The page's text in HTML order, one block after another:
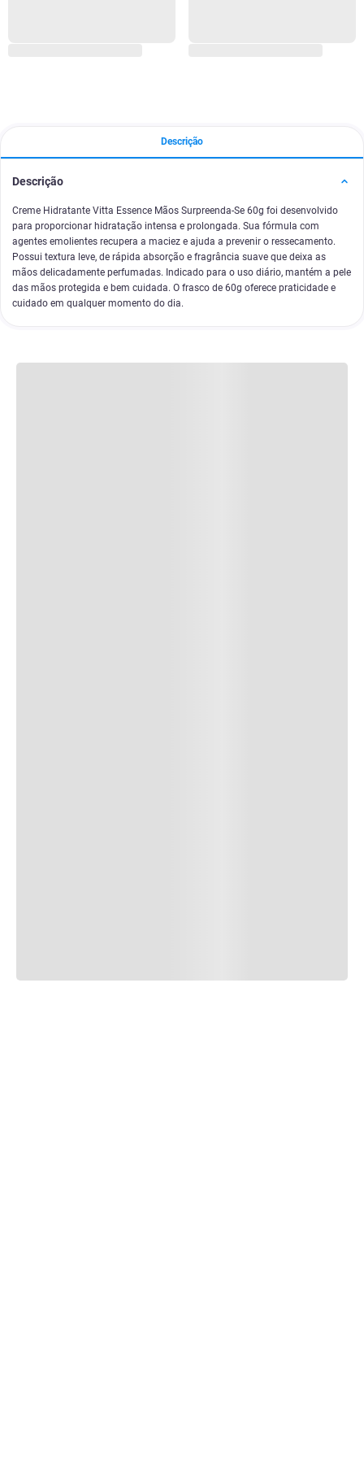
Descrição
Descrição
Creme Hidratante Vitta Essence Mãos Surpreenda-Se 60g foi desenvolvido
para proporcionar hidratação intensa e prolongada. Sua fórmula com
agentes emolientes recupera a maciez e ajuda a prevenir o ressecamento.
Possui textura leve, de rápida absorção e fragrância suave que deixa as
mãos delicadamente perfumadas. Indicado para o uso diário, mantém a pele
das mãos protegida e bem cuidada. O frasco de 60g oferece praticidade e
cuidado em qualquer momento do dia.